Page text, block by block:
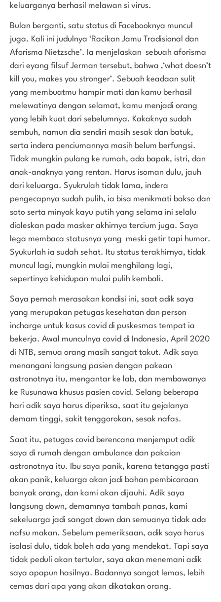
keluarganya berhasil melawan si virus.
Bulan berganti, satu status di Facebooknya muncul
juga. Kali ini judulnya ‘Racikan Jamu Tradisional dan
Aforisma Nietzsche’. Ia menjelaskan sebuah aforisma
dari eyang filsuf Jerman tersebut, bahwa ‚‘what doesn’t
kill you, makes you stronger’. Sebuah keadaan sulit
yang membuatmu hampir mati dan kamu berhasil
melewatinya dengan selamat, kamu menjadi orang
yang lebih kuat dari sebelumnya. Kakaknya sudah
sembuh, namun dia sendiri masih sesak dan batuk,
serta indera penciumannya masih belum berfungsi.
Tidak mungkin pulang ke rumah, ada bapak, istri, dan
anak-anaknya yang rentan. Harus isoman dulu, jauh
dari keluarga. Syukrulah tidak lama, indera
pengecapnya sudah pulih, ia bisa menikmati bakso dan
soto serta minyak kayu putih yang selama ini selalu
dioleskan pada masker akhirnya tercium juga. Saya
lega membaca statusnya yang meski getir tapi humor.
Syukurlah ia sudah sehat. Itu status terakhirnya, tidak
muncul lagi, mungkin mulai menghilang lagi,
sepertinya kehidupan mulai pulih kembali.
Saya pernah merasakan kondisi ini, saat adik saya
yang merupakan petugas kesehatan dan person
incharge untuk kasus covid di puskesmas tempat ia
bekerja. Awal munculnya covid di Indonesia, April 2020
di NTB, semua orang masih sangat takut. Adik saya
menangani langsung pasien dengan pakean
astronotnya itu, mengantar ke lab, dan membawanya
ke Rusunawa khusus pasien covid. Selang beberapa
hari adik saya harus diperiksa, saat itu gejalanya
demam tinggi, sakit tenggorokan, sesak nafas.
Saat itu, petugas covid berencana menjemput adik
saya di rumah dengan ambulance dan pakaian
astronotnya itu. Ibu saya panik, karena tetangga pasti
akan panik, keluarga akan jadi bahan pembicaraan
banyak orang, dan kami akan dijauhi. Adik saya
langsung down, demamnya tambah panas, kami
sekeluarga jadi sangat down dan semuanya tidak ada
nafsu makan. Sebelum pemeriksaan, adik saya harus
isolasi dulu, tidak boleh ada yang mendekat. Tapi saya
tidak peduli akan tertular, saya akan menemani adik
saya apapun hasilnya. Badannya sangat lemas, lebih
cemas dari apa yang akan dikatakan orang.